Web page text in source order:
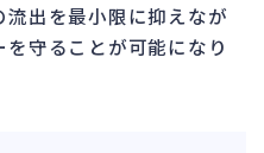
出を最小限に抑えなが
守ることが可能になり